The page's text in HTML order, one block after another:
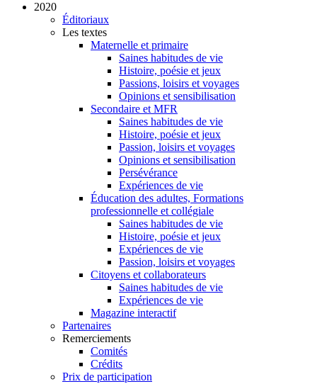
2020
Éditoriaux
Les textes
Maternelle et primaire
Saines habitudes de vie
Histoire, poésie et jeux
Passions, loisirs et voyages
Opinions et sensibilisation
Secondaire et MFR
Saines habitudes de vie
Histoire, poésie et jeux
Passion, loisirs et voyages
Opinions et sensibilisation
Persévérance
Expériences de vie
Éducation des adultes, Formations
professionnelle et collégiale
Saines habitudes de vie
Histoire, poésie et jeux
Expériences de vie
Passion, loisirs et voyages
Citoyens et collaborateurs
Saines habitudes de vie
Expériences de vie
Magazine interactif
Partenaires
Remerciements
Comités
Crédits
Prix de participation